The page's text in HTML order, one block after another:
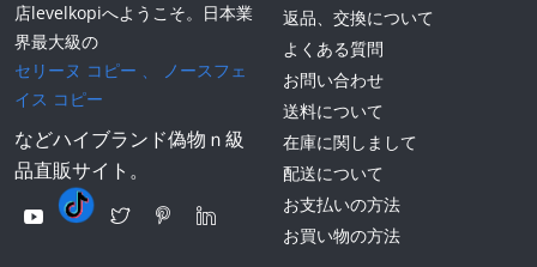
店levelkopiへようこそ。日本業
界最大級の
セリーヌ コピー 、
ノースフェ
イス コピー
などハイブランド偽物ｎ級
品直販サイト。
返品、交換について
よくある質問
お問い合わせ
送料について
在庫に関しまして
配送について
お支払いの方法
お買い物の方法